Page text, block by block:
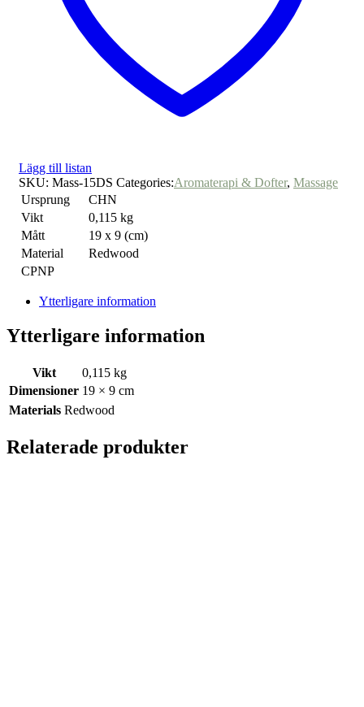
Lägg till listan
SKU: Mass-15DS Categories:Aromaterapi & Dofter, Massage
Ursprung
CHN
Vikt
0,115 kg
Mått
19 x 9 (cm)
Material
Redwood
CPNP
Ytterligare information
Ytterligare information
Vikt
0,115 kg
Dimensioner 19 × 9 cm
Materials Redwood
Relaterade produkter